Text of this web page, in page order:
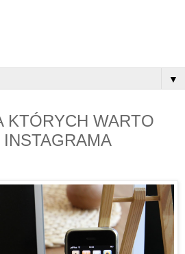
▼
KTÓRYCH WARTO